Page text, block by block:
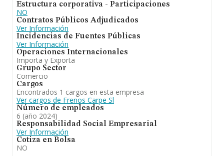
Estructura corporativa - Participaciones
NO
Contratos Públicos Adjudicados
Ver Información
Incidencias de Fuentes Públicas
Ver Información
Operaciones Internacionales
Importa y Exporta
Grupo Sector
Comercio
Cargos
Encontrados 1 cargos en esta empresa
Ver cargos de Frenos Carpe Sl
Número de empleados
6 (año 2024)
Responsabilidad Social Empresarial
Ver Información
Cotiza en Bolsa
NO